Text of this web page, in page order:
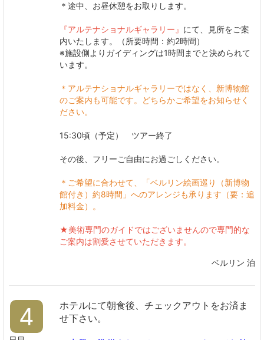
＊途中、お昼休憩をお取りします。
『アルテナショナルギャラリー』 にて、見所をご案
内いたします。（所要時間：約2時間）
※施設側よりガイディングは1時間までと決められて
います。
＊アルテナショナルギャラリーではなく、新博物館
のご案内も可能です。どちらかご希望をお知らせく
ださい。
15:30頃（予定） ツアー終了
その後、フリーご自由にお過ごしください。
＊ご希望に合わせて、「ベルリン絵画巡り（新博物
館付き）約8時間」へのアレンジも承ります（要：追
加料金）。
★美術専門のガイドではございませんので専門的な
ご案内は割愛させていただきます。
ベルリン 泊
4
ホテルにて朝食後、チェックアウトをお済ま
せ下さい。